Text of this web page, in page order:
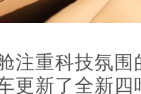
重科技氛围
更新了全新